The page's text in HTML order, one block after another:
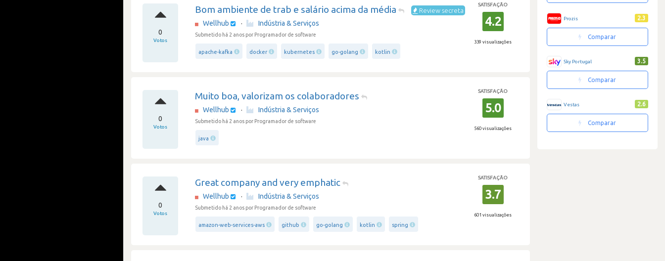
0
Votos
Bom ambiente de trab e salário acima da média Review secreta
Wellhub · Indústria & Serviços
Submetido há 2 anos por Programador de software
apache-kafka docker kubernetes go-golang kotlin
SATISFAÇÃO
4.2
339 visualizações
0
Votos
Muito boa, valorizam os colaboradores
Wellhub · Indústria & Serviços
Submetido há 2 anos por Programador de software
java
SATISFAÇÃO
5.0
560 visualizações
0
Votos
Great company and very emphatic
Wellhub · Indústria & Serviços
Submetido há 2 anos por Programador de software
amazon-web-services-aws github go-golang kotlin spring
SATISFAÇÃO
3.7
601 visualizações
Prozis 2.3
Comparar
Sky Portugal 3.5
Comparar
Vestas 2.6
Comparar